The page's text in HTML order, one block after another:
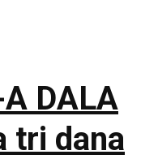
DALA
tri dana